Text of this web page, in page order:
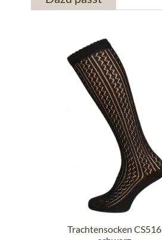
Trachtensocken CS516